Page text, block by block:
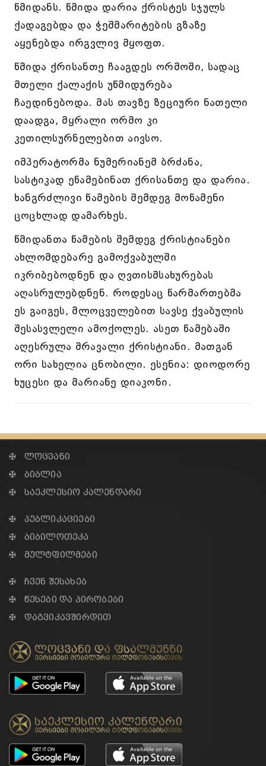
წმიდანს. წმიდა დარია ქრისტეს სჯულს
ქადაგებდა და ჭეშმარიტების გზაზე
აყენებდა ირგვლივ მყოფთ.
წმიდა ქრისანთე ჩააგდეს ორმოში, სადაც
მთელი ქალაქის უწმიდურება
ჩაედინებოდა. მას თავზე ზეციური ნათელი
დაადგა, მყრალი ორმო კი
კეთილსურნელებით აივსო.
იმპერატორმა ნუმერიანემ ბრძანა,
სასტიკად ეწამებინათ ქრისანთე და დარია.
ხანგრძლივი წამების შემდეგ მოწამენი
ცოცხლად დამარხეს.
წმიდანთა წამების შემდეგ ქრისტიანები
ახლომდებარე გამოქვაბულში
იკრიბებოდნენ და ღვთისმსახურებას
აღასრულებდნენ. როდესაც წარმართებმა
ეს გაიგეს, მლოცველებით სავსე ქვაბულის
შესასვლელი ამოქოლეს. ასეთ წამებაში
აღესრულა მრავალი ქრისტიანი. მათგან
ორი სახელია ცნობილი. ესენია: დიოდორე
ხუცესი და მარიანე დიაკონი.
✠ ლოცვანი
✠ ბიბლია
✠ საეკლესიო კალენდარი
✠ პუბლიკაციები
✠ ბიბილოთეკა
✠ მულტფილმები
✠ ჩვენ შესახებ
✠ წესები და პირობები
✠ დაგვიკავშირდით